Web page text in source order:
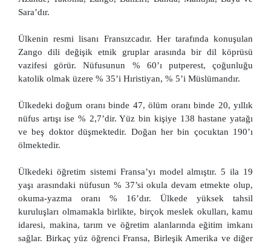
Sara’dır.
Ülkenin resmi lisanı Fransızcadır. Her tarafında konuşulan
Zango dili değişik etnik gruplar arasında bir dil köprüsü
vazifesi görür. Nüfusunun % 60’ı putperest, çoğunluğu
katolik olmak üzere % 35’i Hıristiyan, % 5’i Müslümandır.
Ülkedeki doğum oranı binde 47, ölüm oranı binde 20, yıllık
nüfus artışı ise % 2,7’dir. Yüz bin kişiye 138 hastane yatağı
ve beş doktor düşmektedir. Doğan her bin çocuktan 190’ı
ölmektedir.
Ülkedeki öğretim sistemi Fransa’yı model almıştır. 5 ila 19
yaşı arasındaki nüfusun % 37’si okula devam etmekte olup,
okuma-yazma oranı % 16’dır. Ülkede yüksek tahsil
kuruluşları olmamakla birlikte, birçok meslek okulları, kamu
idaresi, makina, tarım ve öğretim alanlarında eğitim imkanı
sağlar. Birkaç yüz öğrenci Fransa, Birleşik Amerika ve diğer